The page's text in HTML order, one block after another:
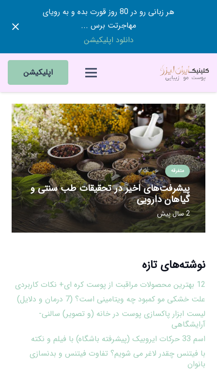
هر زبانی رو در 80 روز قورت بده و به رویای
مهاجرتت برس ...
دانلود اپلیکیشن
اپلیکیشن
متفرقه
پیشرفت‌های اخیر در تحقیقات طب سنتی و
گیاهان دارویی
2 سال پیش
نوشته‌های تازه
12 بهترین محصولات مراقبت از پوست کره ای+ نکات کاربردی
علت خشکی مو کمبود چه ویتامینی است؟ (7 درمان و دلایل)
لیست ابزار پاکسازی پوست در خانه (و تصویر) سالنی-
آرایشگاهی
اسم 33 حرکات ایروبیک (پیشرفته باشگاه) با فیلم و نکته
با فیتنس چقدر لاغر می شویم؟ تفاوت فیتنس و بدنسازی
بانوان